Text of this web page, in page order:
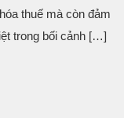
thuế mà còn đảm
trong bối cảnh […]